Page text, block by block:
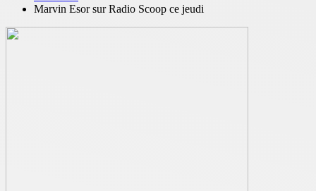
Marvin Esor sur Radio Scoop ce jeudi